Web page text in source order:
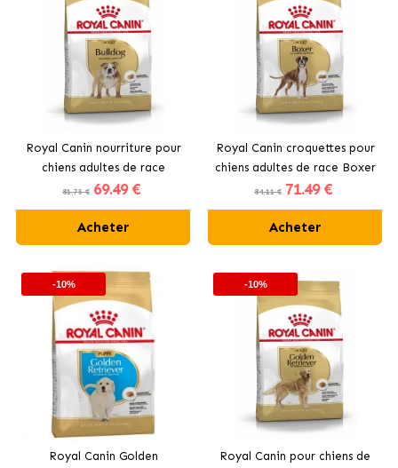
Royal Canin nourriture pour
chiens adultes de race
Bulldog
81.75 € 69.49 €
Acheter
Royal Canin croquettes pour
chiens adultes de race Boxer
84.11 € 71.49 €
Acheter
-10%
Royal Canin Golden
-10%
Royal Canin pour chiens de